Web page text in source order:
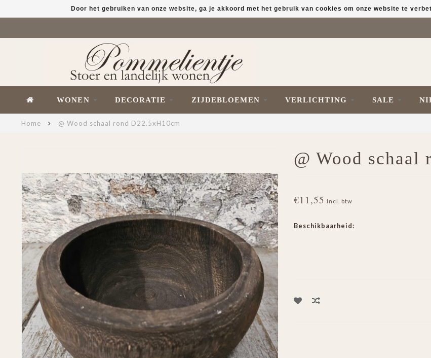
WONEN DECORATIE ZIJDEBLOEMEN VERLICHTING SALE
Home @ Wood schaal rond D22.5xH10cm
@ Wood schaal
€11,55 Incl. btw
Beschikbaarheid:
Door het gebruiken van onze website, ga je akkoord met het gebruik van cookies om onze website te